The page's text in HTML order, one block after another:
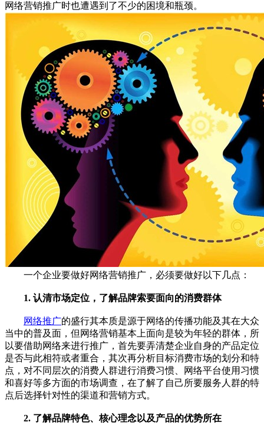
网络营销推广时也遭遇到了不少的困境和瓶颈。
一个企业要做好网络营销推广，必须要做好以下几点：
1. 认清市场定位，了解品牌索要面向的消费群体
网络推广的盛行其本质是源于网络的传播功能及其在大众
当中的普及面，但网络营销基本上面向是较为年轻的群体，所
以要借助网络来进行推广，首先要弄清楚企业自身的产品定位
是否与此相符或者重合，其次再分析目标消费市场的划分和特
点，对不同层次的消费人群进行消费习惯、网络平台使用习惯
和喜好等多方面的市场调查，在了解了自己所要服务人群的特
点后选择针对性的渠道和营销方式。
2. 了解品牌特色、核心理念以及产品的优势所在